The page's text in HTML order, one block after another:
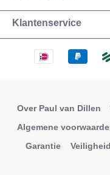
Klantenservice
Over Paul van Dillen
Algemene
Garantie